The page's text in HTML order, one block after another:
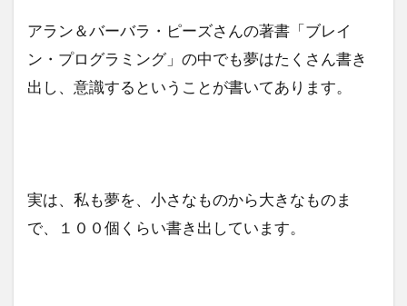
アラン＆バーバラ・ピーズさんの著書「ブレイ
ン・プログラミング」の中でも夢はたくさん書き
出し、意識するということが書いてあります。
実は、私も夢を、小さなものから大きなものま
で、１００個くらい書き出しています。